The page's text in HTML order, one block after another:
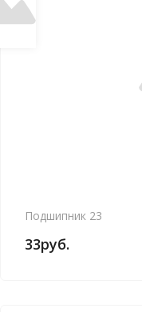
Подшипник 23
33руб.